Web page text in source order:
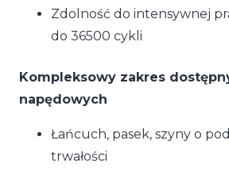
Zdolność do intensywnej
do 36500 cykli
Kompleksowy zakres
napędowych
Łańcuch, pasek, szyny o
trwałości